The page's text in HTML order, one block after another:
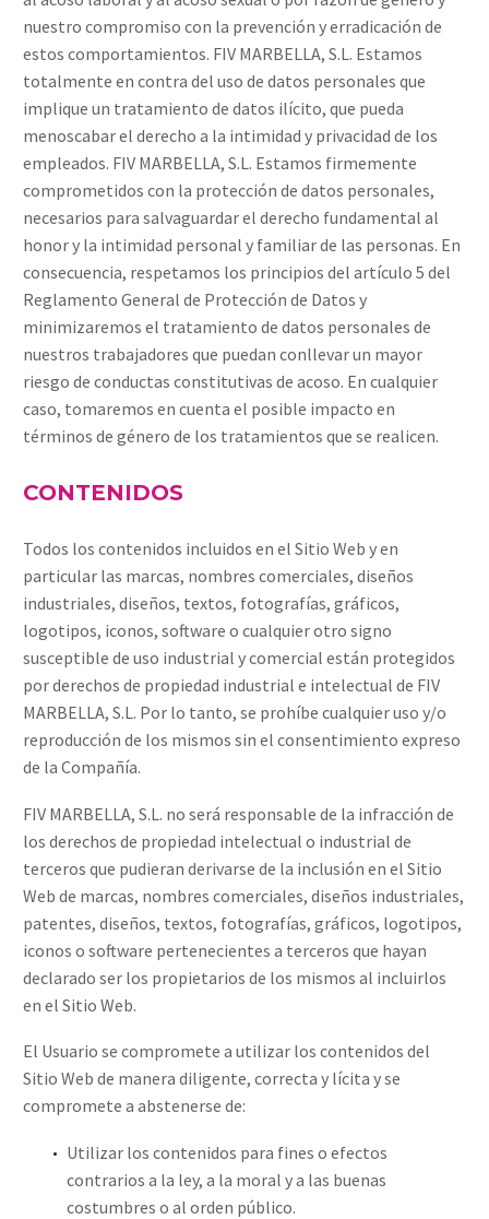
nuestro compromiso con la prevención y erradicación de
estos comportamientos. FIV MARBELLA, S.L. Estamos
totalmente en contra del uso de datos personales que
implique un tratamiento de datos ilícito, que pueda
menoscabar el derecho a la intimidad y privacidad de los
empleados. FIV MARBELLA, S.L. Estamos firmemente
comprometidos con la protección de datos personales,
necesarios para salvaguardar el derecho fundamental al
honor y la intimidad personal y familiar de las personas. En
consecuencia, respetamos los principios del artículo 5 del
Reglamento General de Protección de Datos y
minimizaremos el tratamiento de datos personales de
nuestros trabajadores que puedan conllevar un mayor
riesgo de conductas constitutivas de acoso. En cualquier
caso, tomaremos en cuenta el posible impacto en
términos de género de los tratamientos que se realicen.
CONTENIDOS
Todos los contenidos incluidos en el Sitio Web y en
particular las marcas, nombres comerciales, diseños
industriales, diseños, textos, fotografías, gráficos,
logotipos, iconos, software o cualquier otro signo
susceptible de uso industrial y comercial están protegidos
por derechos de propiedad industrial e intelectual de FIV
MARBELLA, S.L. Por lo tanto, se prohíbe cualquier uso y/o
reproducción de los mismos sin el consentimiento expreso
de la Compañía.
FIV MARBELLA, S.L. no será responsable de la infracción de
los derechos de propiedad intelectual o industrial de
terceros que pudieran derivarse de la inclusión en el Sitio
Web de marcas, nombres comerciales, diseños industriales,
patentes, diseños, textos, fotografías, gráficos, logotipos,
iconos o software pertenecientes a terceros que hayan
declarado ser los propietarios de los mismos al incluirlos
en el Sitio Web.
El Usuario se compromete a utilizar los contenidos del
Sitio Web de manera diligente, correcta y lícita y se
compromete a abstenerse de:
Utilizar los contenidos para fines o efectos
contrarios a la ley, a la moral y a las buenas
costumbres o al orden público.